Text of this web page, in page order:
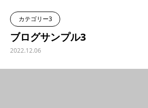
カテゴリー3
ブログサンプル3
2022.12.06